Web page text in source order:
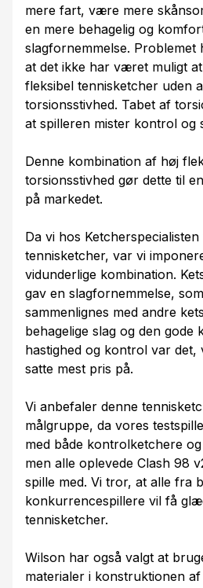
mere fart, være mere
en mere behagelig og
slagfornemmelse.
at det ikke har været muligt
fleksibel tennisketcher uden
torsionsstivhed. Tabet af
at spilleren mister kontrol og
Denne kombination af høj
torsionsstivhed gør dette til
på markedet.
Da vi hos
tennisketcher, var vi
vidunderlige kombination.
gav en slagfornemmelse,
sammenlignes med andre
behagelige slag og den gode
hastighed og kontrol var det,
satte mest pris på.
Vi anbefaler denne
målgruppe, da vores
med både kontrolketchere
men alle oplevede Clash 98
spille med. Vi tror, at alle fra
konkurrencespillere vil få
tennisketcher.
Wilson har også valgt at
materialer i konstruktionen